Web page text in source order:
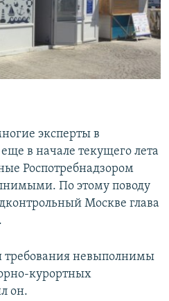
эксперты в
в начале текущего лета
Роспотребнадзором
По этому поводу
Москве глава
.
невыполнимы
курортных
он.